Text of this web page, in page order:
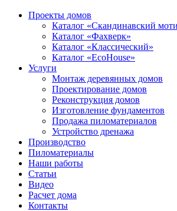
Проекты домов
Каталог «Скандинавский
Каталог «Фахверк»
Каталог «Классический»
Каталог «EcoHouse»
Услуги
Монтаж деревянных домов
Проектирование домов
Реконструкция домов
Изготовление фундаментов
Продажа пиломатериалов
Устройство дренажа
Производство
Пиломатериалы
Наши работы
Статьи
Видео
Расчет дома
Контакты